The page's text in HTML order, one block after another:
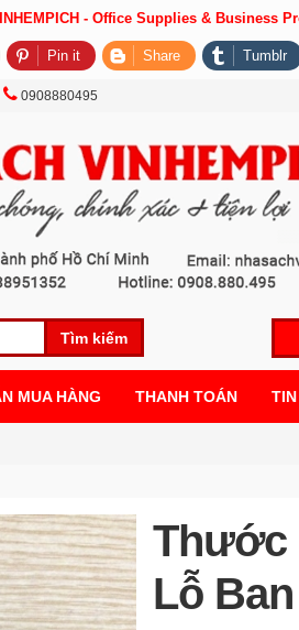
0908880495
Tìm kiếm
MUA HÀNG THANH TOÁN
Thước
Lỗ
- Office Supplies & Business
Pin it Share Tumblr